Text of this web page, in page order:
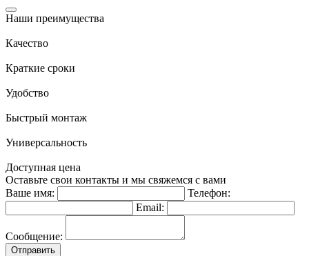
Наши преимущества
Качество
Краткие сроки
Удобство
Быстрый монтаж
Универсальность
Доступная цена
Оставьте свои контакты и мы свяжемся с вами
Ваше имя:
Телефон:
Email:
Сообщение:
Отправить